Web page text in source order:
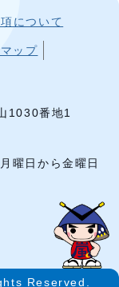
について
ップ
1030番地1
曜日から金曜日
Reserved.